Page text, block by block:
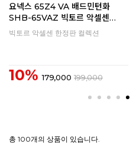
요넥스 65Z4 VA 배드민턴화
SHB-65VAZ 빅토르 악셀센
2026년형
빅토르 악셀센 한정판 컬렉션
10% 179,000 199,000
총 100개의 상품이 있습니다.